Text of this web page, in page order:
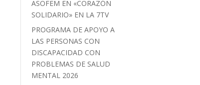
ASOFEM EN «CORAZÓN
SOLIDARIO» EN LA 7TV
PROGRAMA DE APOYO A
LAS PERSONAS CON
DISCAPACIDAD CON
PROBLEMAS DE SALUD
MENTAL 2026